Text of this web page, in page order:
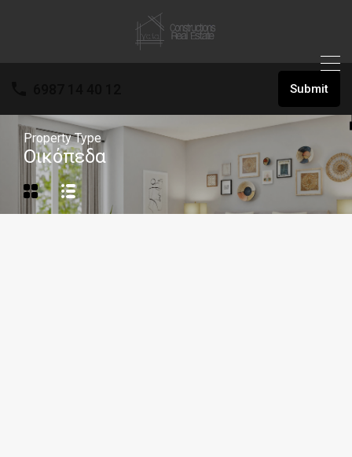
Submit
Property Type
Οικόπεδα